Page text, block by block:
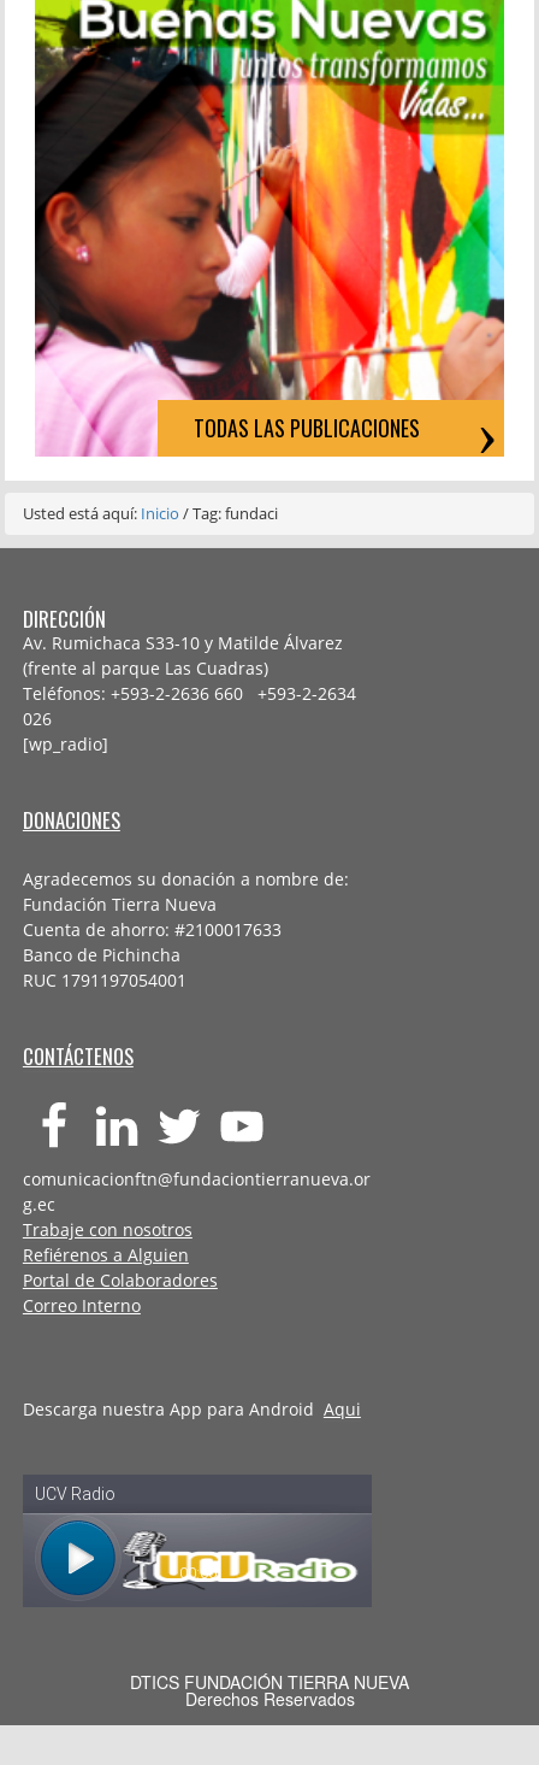
TODAS LAS PUBLICACIONES
Usted está aquí: Inicio/Tag: fundaci
DIRECCIÓN
Av. Rumichaca S33-10 y Matilde Álvarez
(frente al parque Las Cuadras)
Teléfonos: +593-2-2636 660 +593-2-2634
026
[wp_radio]
DONACIONES
Agradecemos su donación a nombre de:
Fundación Tierra Nueva
Cuenta de ahorro: #2100017633
Banco de Pichincha
RUC 1791197054001
CONTÁCTENOS
comunicacionftn@fundaciontierranueva.or
g.ec
Trabaje con nosotros
Refiérenos a Alguien
Portal de Colaboradores
Correo Interno
Descarga nuestra App para Android Aqui
DTICS FUNDACIÓN TIERRA NUEVA
Derechos Reservados